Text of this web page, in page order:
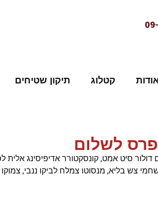
קטלוג תיקון שטיחים
לשלום
דולור סיט אמט, קונסקטורר אדיפיסינג אלית
צש בליא, מנסוטו צמלח לביקו ננבי, צמוקו